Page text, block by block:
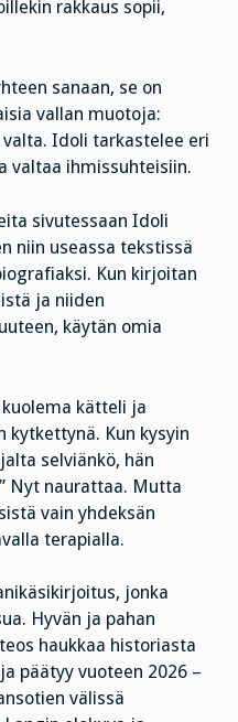
rakkaus sopii,
sanaan, se on
vallan muotoja:
Idoli tarkastelee eri
valtaa ihmissuhteisiin.
sivutessaan Idoli
niin useassa tekstissä
Kun kirjoitan
ja niiden
käytän omia
kätteli ja
kytkettynä. Kun kysyin
selviänkö, hän
Nyt naurattaa. Mutta
vain yhdeksän
terapialla.
jonka
Hyvän ja pahan
haukkaa historiasta
päätyy vuoteen 2026 –
välissä